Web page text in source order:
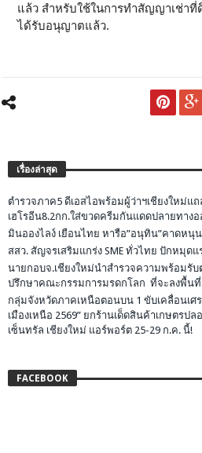
แล้ว สำหรับใช้ในการทำสัญญาเช่า
ได้รับอนุญาตแล้ว.
เรื่องล่าสุด
ตำรวจภาค5 ดีเอสไอพร้อมผู้ว่าฯเชียงใหม่แถ
เฮโรอีน8.2กก.ใส่ขวดครีมกันแดดปลายทางอ
มินอองไลง์ เยือนไทย หารือ”อนุทิน”คาดห
สสว. สัญจรเสริมแกร่ง SME ทั่วไทย ปักหมุด
นายกอบจ.เชียงใหม่นำสำรวจความพร้อมรั
ปรึกษาคณะกรรมการมรดกโลก ที่จะลงพื้นที่
กลุ่มจังหวัดภาคเหนือตอนบน 1 ขับเคลื่อนเศ
เมืองเหนือ 2569” ยกร้านเด็ดสินค้าเกษตรป
เซ็นทรัล เชียงใหม่ แอร์พอร์ต 25-29 ก.ค. นี้!
FACEBOOK